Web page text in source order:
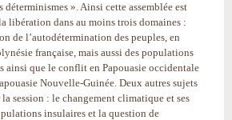
déterminismes ». Ainsi cette assemblée est
libération dans au moins trois domaines :
de l’autodétermination des peuples, en
française, mais aussi des populations
ainsi que le conflit en Papouasie occidentale
Nouvelle-Guinée. Deux autres sujets
session : le changement climatique et ses
insulaires et la question de